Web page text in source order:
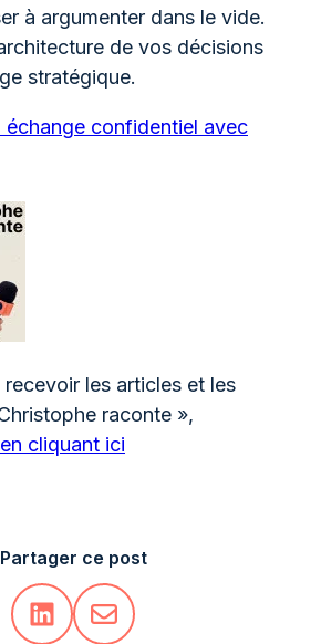
à argumenter dans le vide.
de vos décisions
stratégique.
échange confidentiel avec
les articles et les
raconte »,
cliquant ici
Partager ce post